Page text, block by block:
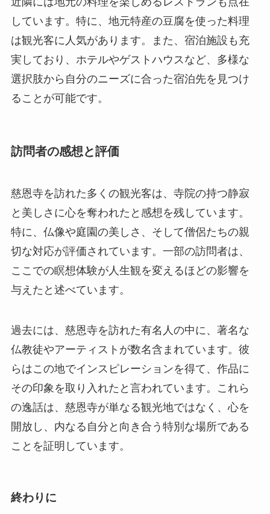
ることが可能です。
訪問者の感想と評価
慈恩寺を訪れた多くの観光客は、寺院の持つ静寂
切な対応が評価されています。一部の訪問者は、
与えたと述べています。
過去には、慈恩寺を訪れた有名人の中に、著名な
仏教徒やアーティストが数名含まれています。彼
らはこの地でインスピレーションを得て、作品に
その印象を取り入れたと言われています。これら
開放し、内なる自分と向き合う特別な場所である
ことを証明しています。
終わりに
慈恩寺は、遼陽市を訪れるなら絶対に外せない観
る人々に静けさと深い感銘を与えるこの寺院は、